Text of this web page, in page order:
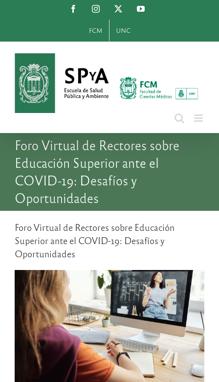
FacebookInstagram YouTube
FCM UNC
Foro Virtual de Rectores sobre
Educación Superior ante el
COVID-19: Desafíos y
Oportunidades
Foro Virtual de Rectores sobre Educación
Superior ante el COVID-19: Desafíos y
Oportunidades